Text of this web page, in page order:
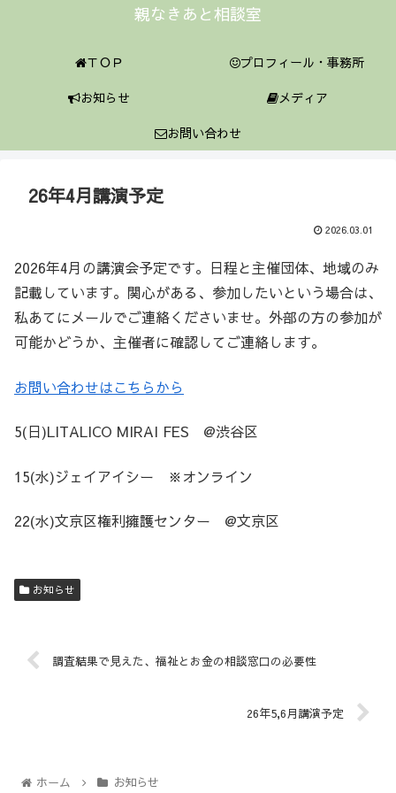
親なきあと相談室
ＴＯＰ
プロフィール・事務所
お知らせ
メディア
お問い合わせ
26年4月講演予定
2026.03.01
2026年4月の講演会予定です。日程と主催団体、地域のみ
記載しています。関心がある、参加したいという場合は、
私あてにメールでご連絡くださいませ。外部の方の参加が
可能かどうか、主催者に確認してご連絡します。
お問い合わせはこちらから
5(日)LITALICO MIRAI FES @渋谷区
15(水)ジェイアイシー ※オンライン
22(水)文京区権利擁護センター @文京区
お知らせ
調査結果で見えた、福祉とお金の相談窓口の必要性
26年5,6月講演予定
ホーム お知らせ